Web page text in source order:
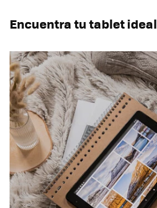
Encuentra tu tablet ideal